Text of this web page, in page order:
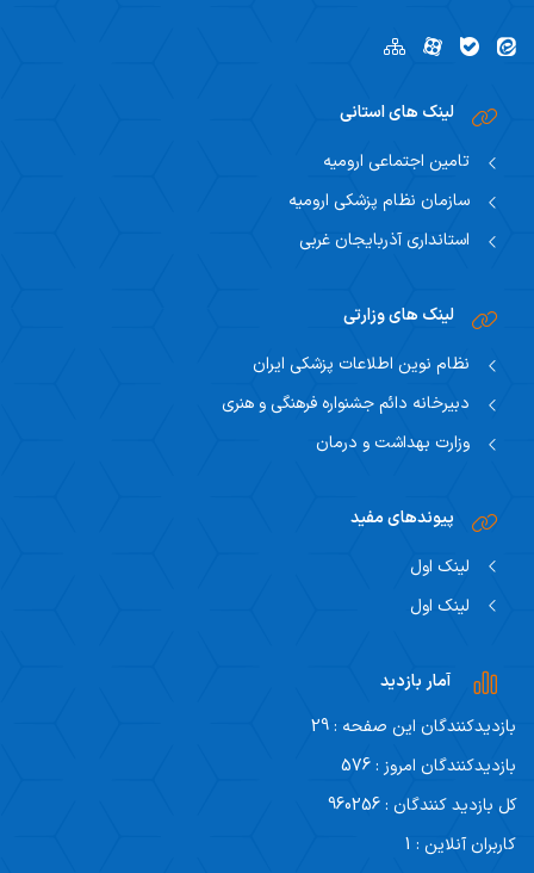
لینک های استانی
تامین اجتماعی ارومیه
سازمان نظام پزشکی ارومیه
استانداری آذربایجان غربی
لینک های وزارتی
نظام نوین اطلاعات پزشکی ایران
دبیرخانه دائم جشنواره فرهنگی و هنری
وزارت بهداشت و درمان
پیوندهای مفید
لینک اول
لینک اول
آمار بازدید
بازدیدکنندگان این صفحه : 29
بازدیدکنندگان امروز : 576
کل بازدید کنندگان : 960256
کاربران آنلاین : 1